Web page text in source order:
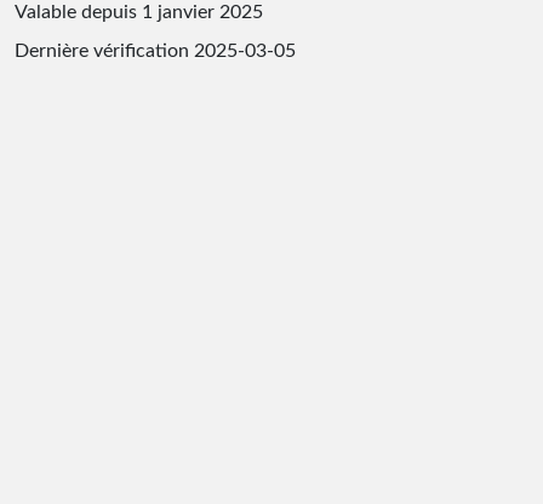
Valable depuis 1 janvier 2025
Dernière vérification 2025-03-05